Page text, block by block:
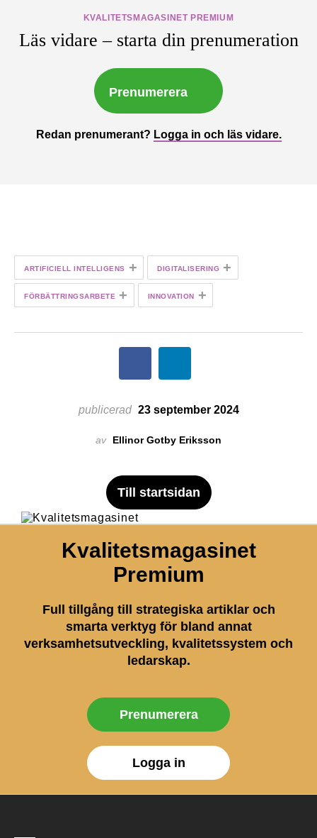
KVALITETSMAGASINET PREMIUM
Läs vidare – starta din prenumeration
Prenumerera
Redan prenumerant? Logga in och läs vidare.
ARTIFICIELL INTELLIGENS + DIGITALISERING +
FÖRBÄTTRINGSARBETE + INNOVATION +
publicerad 23 september 2024
av Ellinor Gotby Eriksson
Till startsidan
Kvalitetsmagasinet
Premium
Full tillgång till strategiska artiklar och
smarta verktyg för bland annat
verksamhetsutveckling, kvalitetssystem och
ledarskap.
Prenumerera
Logga in